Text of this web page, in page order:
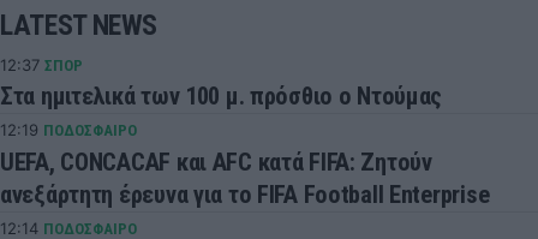
LATEST NEWS
12:37 ΣΠΟΡ
Στα ημιτελικά των 100 μ. πρόσθιο ο Ντούμας
12:19 ΠΟΔΟΣΦΑΙΡΟ
UEFA, CONCACAF και AFC κατά FIFA: Ζητούν
ανεξάρτητη έρευνα για το FIFA Football Enterprise
12:14 ΠΟΔΟΣΦΑΙΡΟ